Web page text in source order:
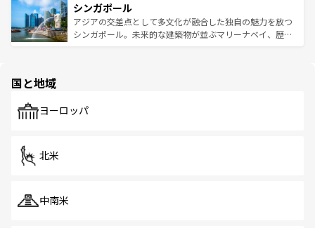
参照してほしい。
激する。気候は一年中温暖で、どの季節にも異なる楽しみ
が待っている。親しみやすいタイの人々、仏教を中心とし
た文化、そして多様な観光資源が、訪れる旅人を魅了し続
み、どこを訪れても感動するはず。観光スポットが密集し
ており、効率よく見どころを回れるのも魅力。息をのむよ
うな絶景から文化的な体験まで、香港を存分に楽しみ尽く
シンガポール
アジアの交差点として多文化が融合した独自の魅力を放つ
シンガポール。未来的な建築物が並ぶマリーナベイ、歴史
で、ホーカーズは地元の風情を楽しめる外せないスポット
国と地域
ヨーロッパ
北米
中南米